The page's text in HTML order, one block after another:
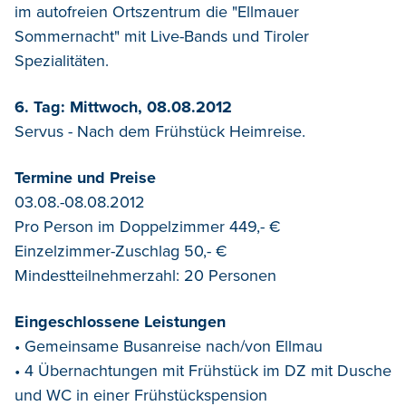
im autofreien Ortszentrum die "Ellmauer
Sommernacht" mit Live-Bands und Tiroler
Spezialitäten.
6. Tag: Mittwoch, 08.08.2012
Servus - Nach dem Frühstück Heimreise.
Termine und Preise
03.08.-08.08.2012
Pro Person im Doppelzimmer 449,- €
Einzelzimmer-Zuschlag 50,- €
Mindestteilnehmerzahl: 20 Personen
Eingeschlossene Leistungen
• Gemeinsame Busanreise nach/von Ellmau
• 4 Übernachtungen mit Frühstück im DZ mit Dusche
und WC in einer Frühstückspension